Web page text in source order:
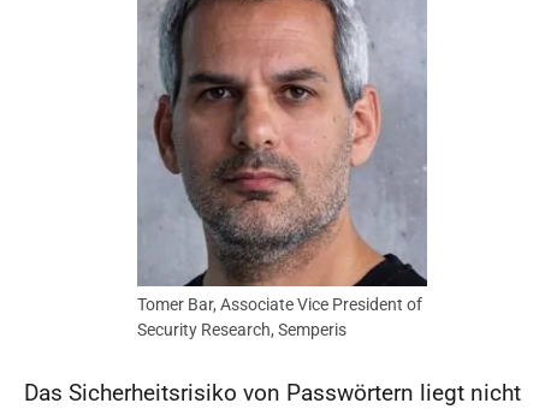
Tomer Bar, Associate Vice President of
Security Research, Semperis
Das Sicherheitsrisiko von Passwörtern liegt nicht